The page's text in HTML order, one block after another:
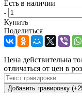
Есть в наличии
-
Купить
Поделиться
Цена действительна
отличаться от цен в
Добавить гравировку